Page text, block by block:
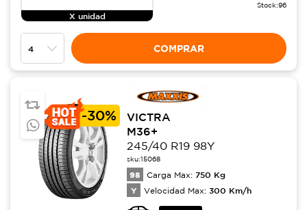
X unidad
Stock:96
COMPRAR
-30%
VICTRA
M36+
245/40 R19 98Y
sku:15068
98 Carga Max: 750 Kg
Y Velocidad Max: 300 Km/h